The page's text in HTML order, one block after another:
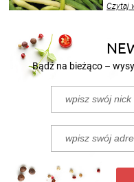
nasze
Czytaj
Bądź na bieżąco –